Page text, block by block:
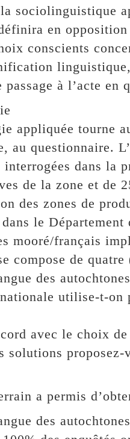
sociolinguistique
en
conscients
à l’acte en
appliquée tourne
au questionnaire.
interrogées dans la
de la zone et de
des zones de
le
mooré/français
compose de
des
utilise-t-on
avec le choix
solutions proposez-
a permis
des